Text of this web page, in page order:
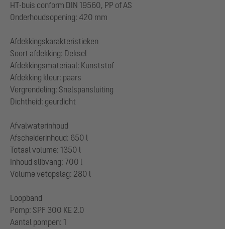
HT-buis conform DIN 19560, PP of AS
Onderhoudsopening: 420 mm
Afdekkingskarakteristieken
Soort afdekking: Deksel
Afdekkingsmateriaal: Kunststof
Afdekking kleur: paars
Vergrendeling: Snelspansluiting
Dichtheid: geurdicht
Afvalwaterinhoud
Afscheiderinhoud: 650 l
Totaal volume: 1350 l
Inhoud slibvang: 700 l
Volume vetopslag: 280 l
Loopband
Pomp: SPF 300 KE 2.0
Aantal pompen: 1